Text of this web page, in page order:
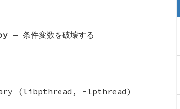
— 条件変数を破壊する
(libpthread, -lpthread)